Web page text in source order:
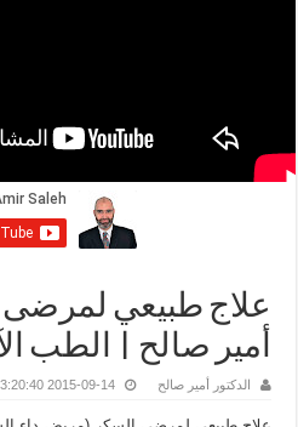
علاج طبيعي لمرضى
أمير صالح | الطب
الدكتور أمير صالح 2015-09-14 23:20:40